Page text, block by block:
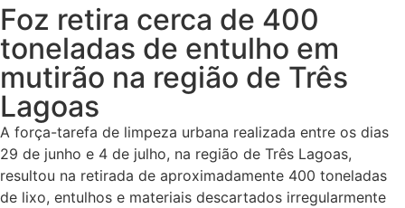
Foz retira cerca de 400
toneladas de entulho em
mutirão na região de Três
Lagoas
A força-tarefa de limpeza urbana realizada entre os dias
29 de junho e 4 de julho, na região de Três Lagoas,
resultou na retirada de aproximadamente 400 toneladas
de lixo, entulhos e materiais descartados irregularmente